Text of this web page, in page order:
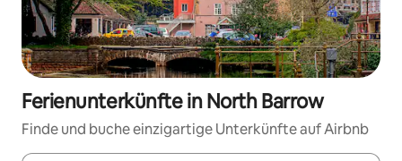
Ferienunterkünfte in North Barrow
Finde und buche einzigartige Unterkünfte auf Airbnb